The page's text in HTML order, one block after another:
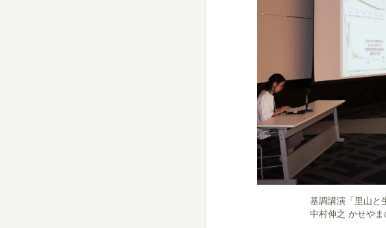
基調講演「里山と
中村伸之 かせや